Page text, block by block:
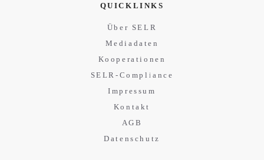
QUICKLINKS
Über SELR
Mediadaten
Kooperationen
SELR-Compliance
Impressum
Kontakt
AGB
Datenschutz